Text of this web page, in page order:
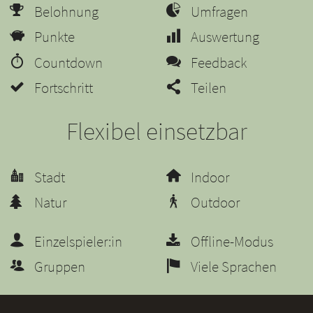
Belohnung
Punkte
Countdown
Fortschritt
Umfragen
Auswertung
Feedback
Teilen
Flexibel einsetzbar
Stadt
Natur
Indoor
Outdoor
Einzelspieler:in
Gruppen
Offline-Modus
Viele Sprachen